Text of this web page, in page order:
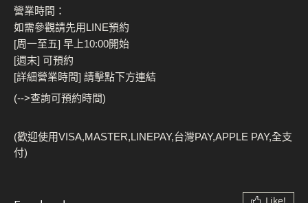
營業時間：
如需參觀請先用LINE預約
[周一至五] 早上10:00開始
[週末] 可預約
[詳細營業時間] 請擊點下方連結
(-->查詢可預約時間)
(歡迎使用VISA,MASTER,LINEPAY,台灣PAY,APPLE PAY,全支
付)